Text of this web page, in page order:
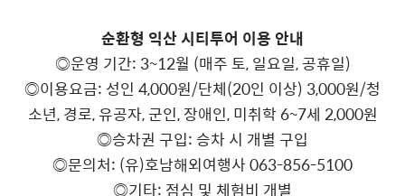
순환형 익산 시티투어 이용 안내
◎운영 기간: 3~12월 (매주 토, 일요일, 공휴일)
◎이용요금: 성인 4,000원/단체(20인 이상) 3,000원/청
소년, 경로, 유공자, 군인, 장애인, 미취학 6~7세 2,000원
◎승차권 구입: 승차 시 개별 구입
◎문의처: (유)호남해외여행사 063-856-5100
◎기타: 점심 및 체험비 개별